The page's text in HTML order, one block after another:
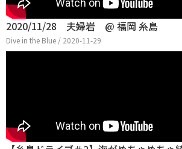
2020/11/28 夫婦岩 @ 福岡 糸島
Dive in the Blue / 2020-11-29